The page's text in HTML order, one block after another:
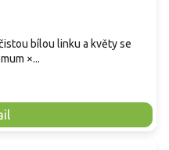
bílou linku a květy se
×...